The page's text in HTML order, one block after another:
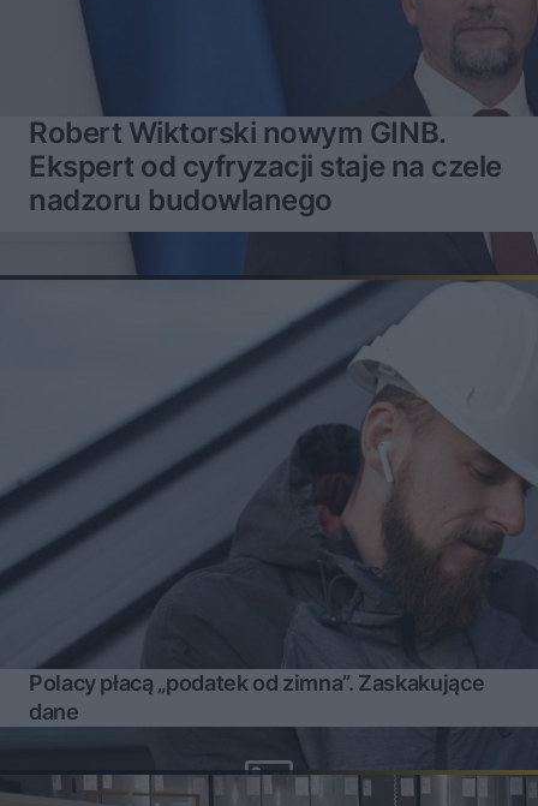
Robert Wiktorski nowym GINB.
Ekspert od cyfryzacji staje na czele
nadzoru budowlanego
Polacy płacą „podatek od zimna”. Zaskakujące
dane